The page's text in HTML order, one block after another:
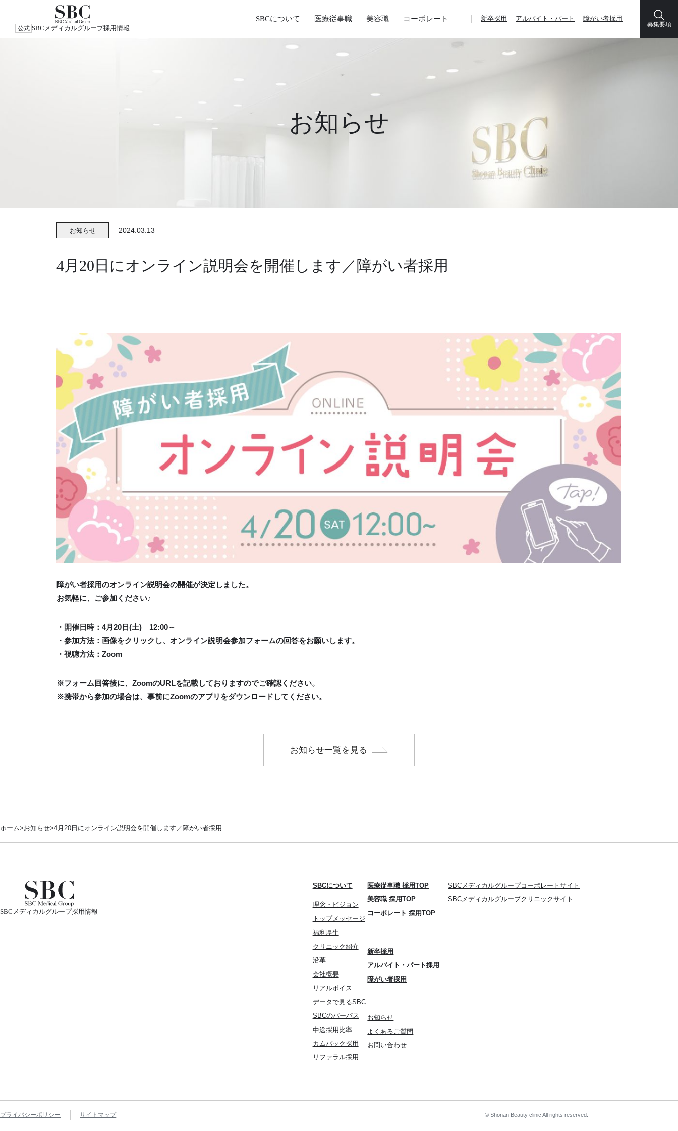
公式 SBCメディカルグループ採用情報
SBCについて 医療従事職 美容職 コーポレート 新卒採用 アルバイト・パート 障がい者採用
募集要項
お知らせ
お知らせ 2024.03.13
4月20日にオンライン説明会を開催します／障がい者採用
障がい者採用のオンライン説明会の開催が決定しました。
お気軽に、ご参加ください♪
・開催日時：4月20日(土) 12:00～
・参加方法：画像をクリックし、オンライン説明会参加フォームの回答をお願いします。
・視聴方法：Zoom
※フォーム回答後に、ZoomのURLを記載しておりますのでご確認ください。
※携帯から参加の場合は、事前にZoomのアプリをダウンロードしてください。
お知らせ一覧を見る
ホーム お知らせ 4月20日にオンライン説明会を開催します／障がい者採用
SBCメディカルグループ採用情報
SBCについて
理念・ビジョン
トップメッセージ
福利厚生
クリニック紹介
沿革
会社概要
リアルボイス
データで見るSBC
SBCのパーパス
中途採用比率
カムバック採用
リファラル採用
医療従事職 採用TOP
美容職 採用TOP
コーポレート 採用TOP
新卒採用
アルバイト・パート採用
障がい者採用
お知らせ
よくあるご質問
お問い合わせ
SBCメディカルグループコーポレートサイト
SBCメディカルグループクリニックサイト
プライバシーポリシー サイトマップ © Shonan Beauty clinic All rights reserved.